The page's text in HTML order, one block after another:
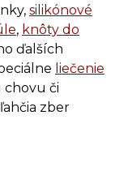
silikónové
, knôty do
ďalších
liečenie
chovu či
zber